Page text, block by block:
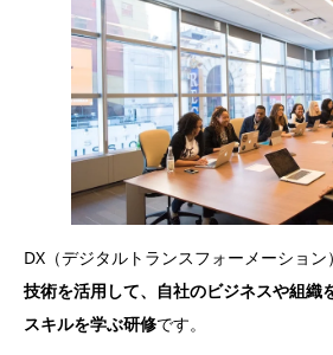
DX（デジタルトランスフォーメーション
技術を活用して、自社のビジネスや組織
スキルを学ぶ研修です。